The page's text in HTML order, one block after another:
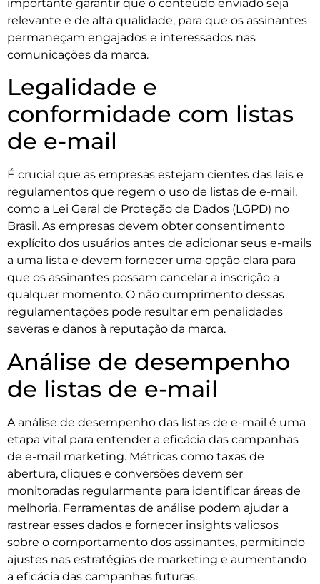
importante garantir que o conteúdo enviado seja
relevante e de alta qualidade, para que os assinantes
permaneçam engajados e interessados nas
comunicações da marca.
Legalidade e
conformidade com listas
de e-mail
É crucial que as empresas estejam cientes das leis e
regulamentos que regem o uso de listas de e-mail,
como a Lei Geral de Proteção de Dados (LGPD) no
Brasil. As empresas devem obter consentimento
explícito dos usuários antes de adicionar seus e-mails
a uma lista e devem fornecer uma opção clara para
que os assinantes possam cancelar a inscrição a
qualquer momento. O não cumprimento dessas
regulamentações pode resultar em penalidades
severas e danos à reputação da marca.
Análise de desempenho
de listas de e-mail
A análise de desempenho das listas de e-mail é uma
etapa vital para entender a eficácia das campanhas
de e-mail marketing. Métricas como taxas de
abertura, cliques e conversões devem ser
monitoradas regularmente para identificar áreas de
melhoria. Ferramentas de análise podem ajudar a
rastrear esses dados e fornecer insights valiosos
sobre o comportamento dos assinantes, permitindo
ajustes nas estratégias de marketing e aumentando
a eficácia das campanhas futuras.